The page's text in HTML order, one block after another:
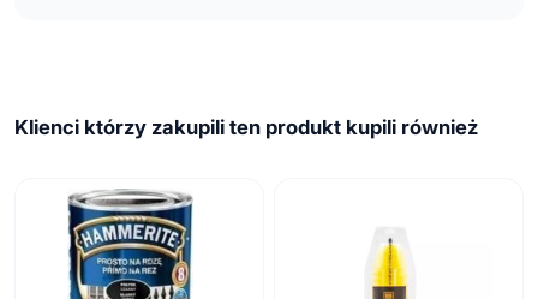
Klienci którzy zakupili ten produkt kupili również